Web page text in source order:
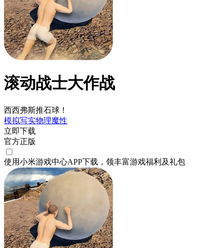
滚动战士大作战
西西弗斯推石球！
模拟写实物理魔性
立即下载
官方正版
使用小米游戏中心APP下载 ，领丰富游戏福利 及礼包